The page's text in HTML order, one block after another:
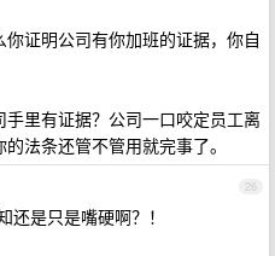
证明公司有你加班的证据，你自
里有证据？公司一口咬定员工离
法条还管不管用就完事了。
26
还是只是嘴硬啊？！